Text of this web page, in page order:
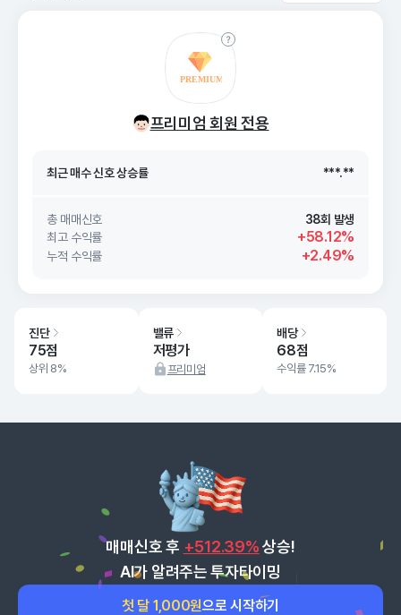
프리미엄 회원 전용
26. 08/08
최근 매수 신호 상승률 ***.**
최근 매수 신호 ***.**
총 매매신호
38회 발생
최고 수익률
+58.12%
누적 수익률 +2.49%
진단
75점
상위 8%
밸류
저평가
프리미엄
배당
68점
수익률 7.15%
매매신호 후 +512.39% 상승!
AI가 알려주는 투자타이밍
첫 달 1,000원으로 시작하기